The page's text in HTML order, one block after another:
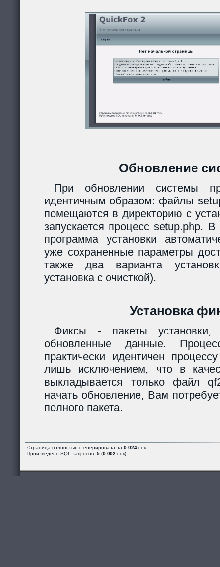
Обновление
При обновлении системы
идентичным образом: файлы
помещаются в директорию с
запускается процесс setup.php.
программа установки
уже сохраненные параметры
также два варианта
установка с очисткой).
Установка
Фиксы - пакеты установки,
обновленные данные.
практически идентичен
лишь исключением, что в
выкладывается только файл
начать обновление, Вам
полного пакета.
Страница полностью сгенерирована за 0.024 сек.
Произведено SQL запросов: 5 (0.002 сек).